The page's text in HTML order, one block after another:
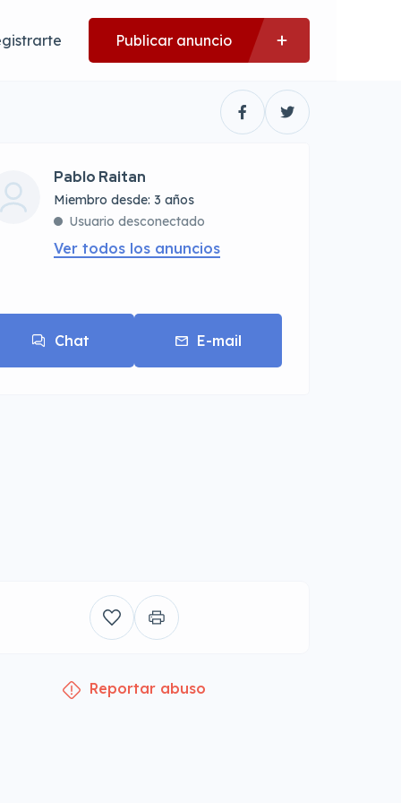
Publicar anuncio
Pablo Raitan
Miembro desde: 3 años
Usuario desconectado
Ver todos los anuncios
Chat E-mail
Reportar abuso